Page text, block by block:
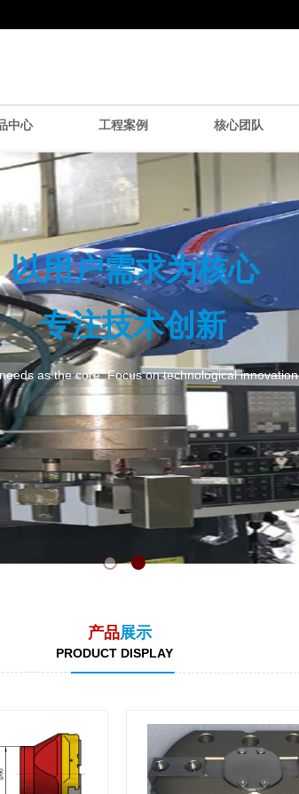
中心 工程案例 核心团队
以用户需求为核心
专注技术创新
as the core Focus on technological innovation
产品展示
PRODUCT DISPLAY